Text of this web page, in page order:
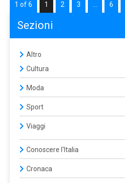
1 of 6 1 2 3 6
Sezioni
Altro
Cultura
Moda
Sport
Viaggi
Conoscere l'Italia
Cronaca